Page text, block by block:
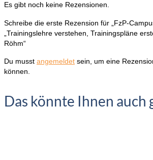
Es gibt noch keine Rezensionen.
Schreibe die erste Rezension für „FzP-
„Trainingslehre verstehen, Trainingspläne
Röhm“
Du musst angemeldet sein, um eine
können.
Das könnte Ihnen auch